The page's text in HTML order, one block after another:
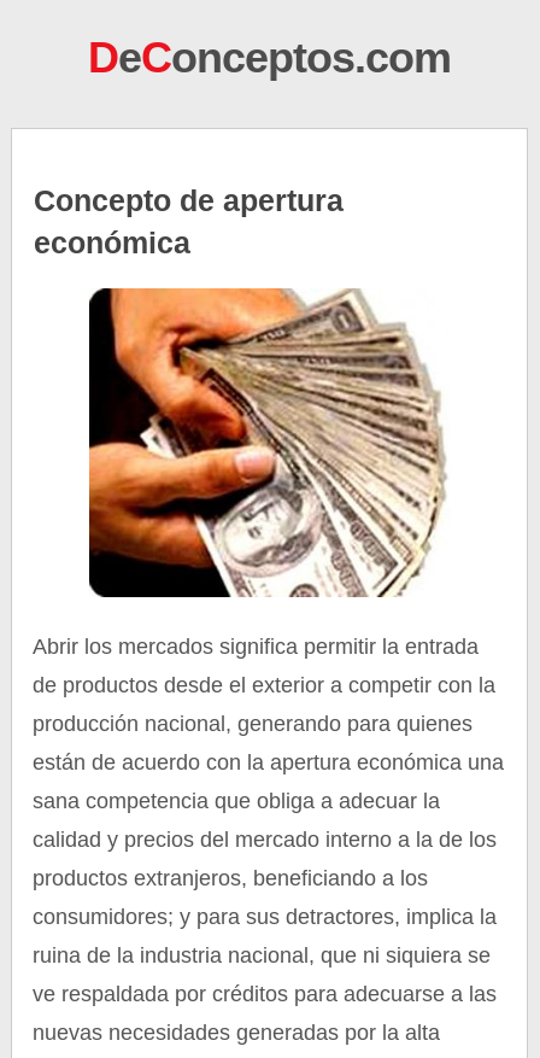
DeConceptos.com
Concepto de apertura
económica
Abrir los mercados significa permitir la entrada
de productos desde el exterior a competir con la
producción nacional, generando para quienes
están de acuerdo con la apertura económica una
sana competencia que obliga a adecuar la
calidad y precios del mercado interno a la de los
productos extranjeros, beneficiando a los
consumidores; y para sus detractores, implica la
ruina de la industria nacional, que ni siquiera se
ve respaldada por créditos para adecuarse a las
nuevas necesidades generadas por la alta